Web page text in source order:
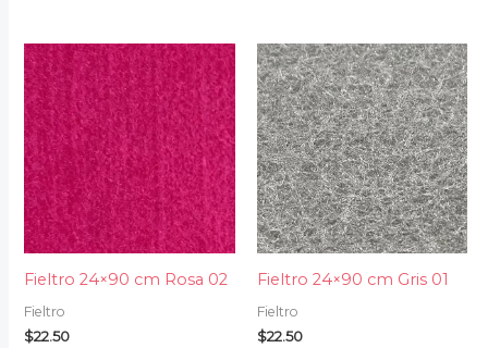
Fieltro 24×90 cm Rosa 02
Fieltro
$22.50
Fieltro 24×90 cm Gris 01
Fieltro
$22.50